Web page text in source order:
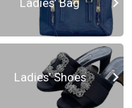
Ladies’ Bag
Ladies’ Shoes